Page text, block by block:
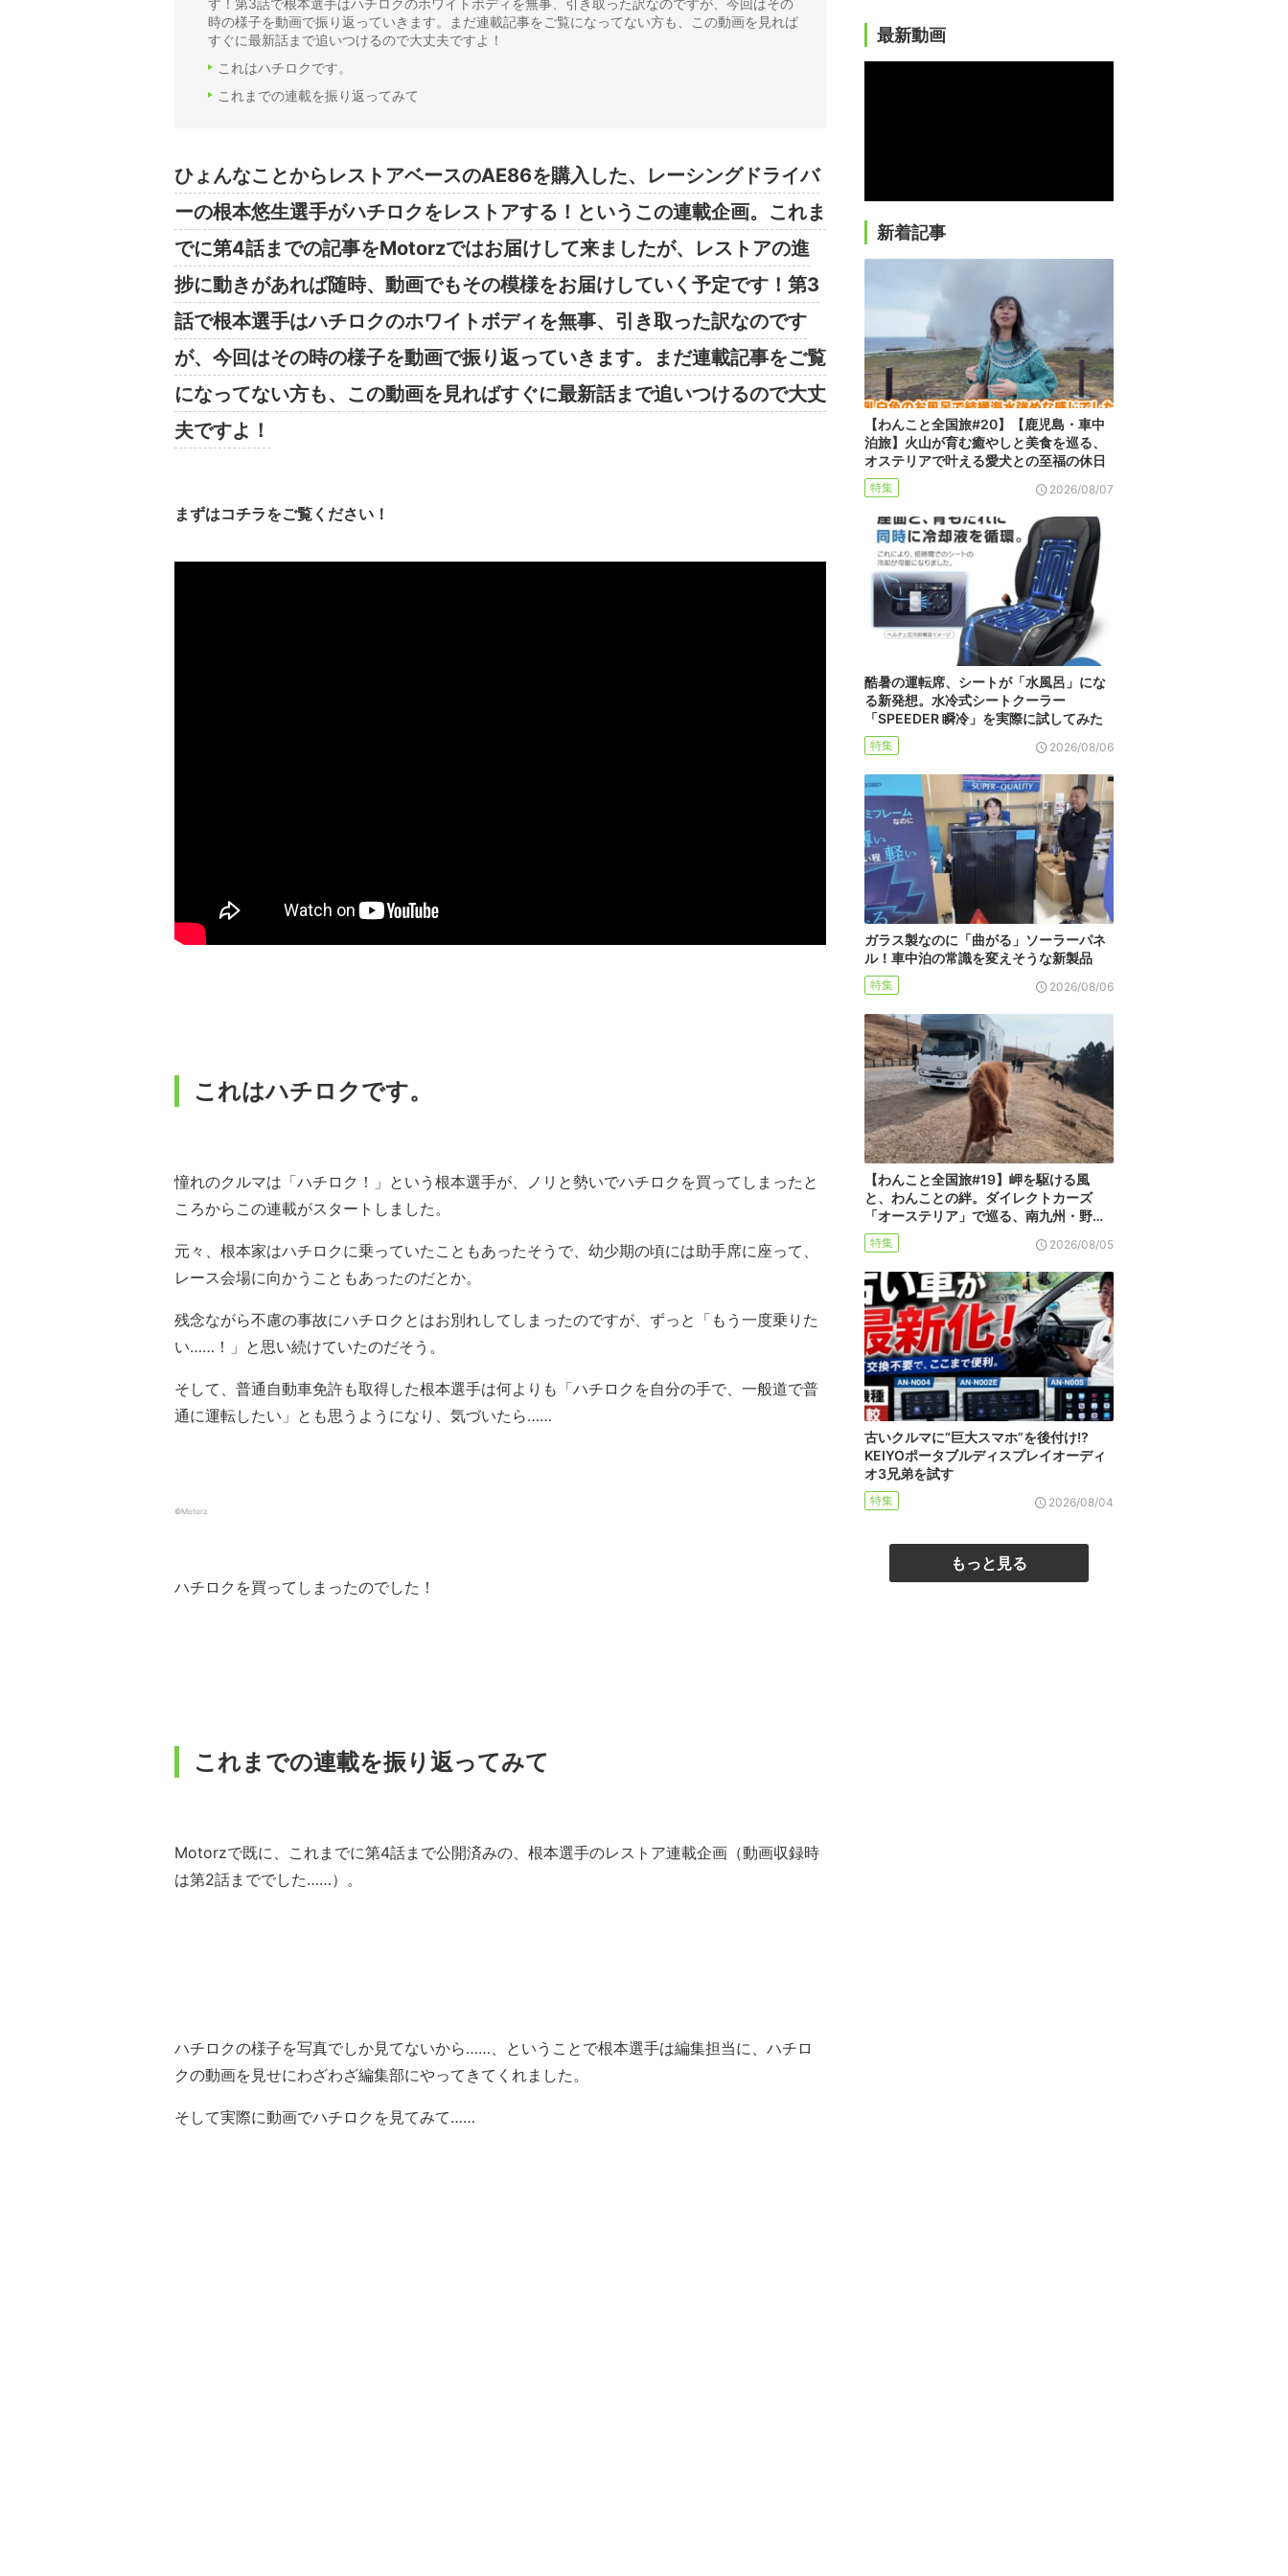
す！第3話で根本選手はハチロクのホワイトボディを無事、引き取った訳なのですが、今回はその
時の様子を動画で振り返っていきます。まだ連載記事をご覧になってない方も、この動画を見れば
すぐに最新話まで追いつけるので大丈夫ですよ！
これはハチロクです。
これまでの連載を振り返ってみて
ひょんなことからレストアベースのAE86を購入した、レーシングドライバ
ーの根本悠生選手がハチロクをレストアする！というこの連載企画。これま
でに第4話までの記事をMotorzではお届けして来ましたが、レストアの進
捗に動きがあれば随時、動画でもその模様をお届けしていく予定です！第3
話で根本選手はハチロクのホワイトボディを無事、引き取った訳なのです
が、今回はその時の様子を動画で振り返っていきます。まだ連載記事をご覧
になってない方も、この動画を見ればすぐに最新話まで追いつけるので大丈
夫ですよ！
まずはコチラをご覧ください！
これはハチロクです。
憧れのクルマは「ハチロク！」という根本選手が、ノリと勢いでハチロクを買ってしまったと
ころからこの連載がスタートしました。
元々、根本家はハチロクに乗っていたこともあったそうで、幼少期の頃には助手席に座って、
レース会場に向かうこともあったのだとか。
残念ながら不慮の事故にハチロクとはお別れしてしまったのですが、ずっと「もう一度乗りた
い……！」と思い続けていたのだそう。
そして、普通自動車免許も取得した根本選手は何よりも「ハチロクを自分の手で、一般道で普
通に運転したい」とも思うようになり、気づいたら……
©︎Motorz
ハチロクを買ってしまったのでした！
これまでの連載を振り返ってみて
Motorzで既に、これまでに第4話まで公開済みの、根本選手のレストア連載企画（動画収録時
は第2話まででした……）。
ハチロクの様子を写真でしか見てないから……、ということで根本選手は編集担当に、ハチロ
クの動画を見せにわざわざ編集部にやってきてくれました。
そして実際に動画でハチロクを見てみて……
最新動画
新着記事
【わんこと全国旅#20】【鹿児島・車中
泊旅】火山が育む癒やしと美食を巡る、
オステリアで叶える愛犬との至福の休日
特集 2026/08/07
酷暑の運転席、シートが「水風呂」にな
る新発想。水冷式シートクーラー
「SPEEDER 瞬冷」を実際に試してみた
特集 2026/08/06
ガラス製なのに「曲がる」ソーラーパネ
ル！車中泊の常識を変えそうな新製品
特集 2026/08/06
【わんこと全国旅#19】岬を駆ける風
と、わんことの絆。ダイレクトカーズ
「オーステリア」で巡る、南九州・野…
特集 2026/08/05
古いクルマに“巨大スマホ”を後付け!?
KEIYOポータブルディスプレイオーディ
オ3兄弟を試す
特集 2026/08/04
もっと見る